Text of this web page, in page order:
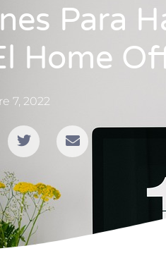
Para
Home
7, 2022